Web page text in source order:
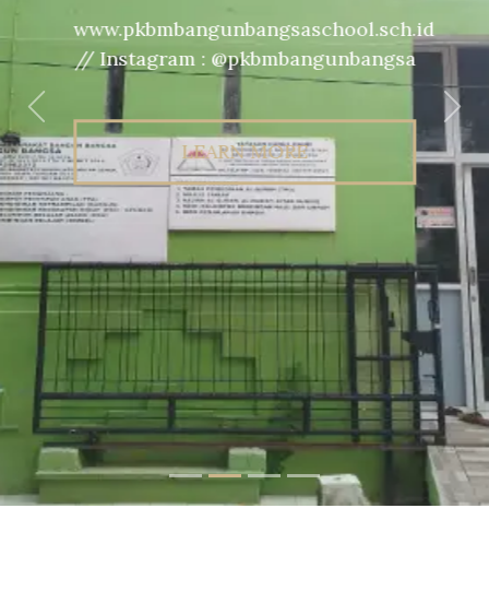
www.pkbmbangunbangsaschool.sch.id
// Instagram : @pkbmbangunbangsa
LEARN MORE
Previous